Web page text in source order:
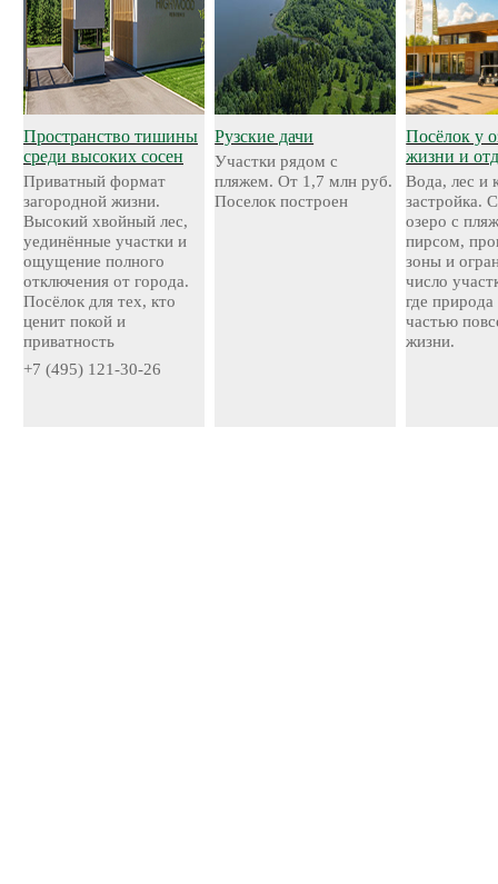
Пространство тишины
среди высоких сосен
Приватный формат
загородной жизни.
Высокий хвойный лес,
уединённые участки и
ощущение полного
отключения от города.
Посёлок для тех, кто
ценит покой и
приватность
+7 (495) 121-30-26
Рузские дачи
Участки рядом с
пляжем. От 1,7 млн руб.
Поселок построен
Посёлок у
жизни и
Вода, лес и
застройка.
озеро с
пирсом,
зоны и
число
где природа
частью
жизни.